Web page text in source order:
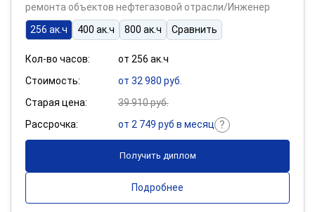
ремонта объектов нефтегазовой отрасли/Инженер
256 ак.ч
400 ак.ч 800 ак.ч Сравнить
Кол-во часов:
от 256 ак.ч
Стоимость:
от 32 980 руб.
Старая цена:
39 910 руб.
Рассрочка:
от 2 749 руб в месяц
Получить диплом
Подробнее